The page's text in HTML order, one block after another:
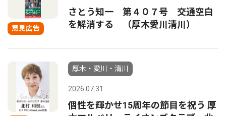
意見広告
さとう知一 第４０７号 交通空白
を解消する （厚木愛川清川）
厚木・愛川・清川
2026.07.31
個性を輝かせ15周年の節目を祝う 厚